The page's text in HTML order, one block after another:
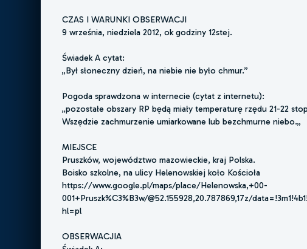
CZAS I WARUNKI OBSERWACJI
9 września, niedziela 2012, ok godziny 12stej.
Świadek A cytat:
„Był słoneczny dzień, na niebie nie było chmur.”
Pogoda sprawdzona w internecie (cytat z internetu):
„pozostałe obszary RP będą miały temperaturę rzędu 21-22
Wszędzie zachmurzenie umiarkowane lub bezchmurne niebo.„
MIEJSCE
Pruszków, województwo mazowieckie, kraj Polska.
Boisko szkolne, na ulicy Helenowskiej koło Kościoła
https://www.google.pl/maps/place/Helenowska,+00-
001+Pruszk%C3%B3w/@52.155928,20.787869,17z/
hl=pl
OBSERWACJIA